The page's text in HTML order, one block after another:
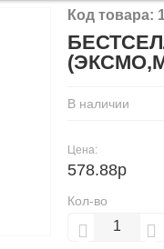
Код товара:
В наличии
Цена:
578.88р
Кол-во